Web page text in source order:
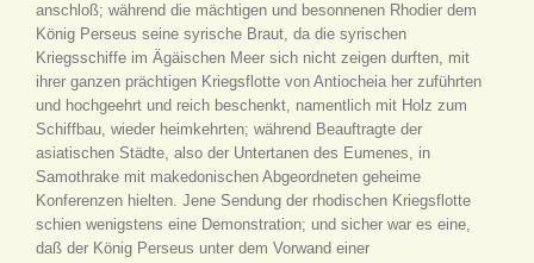
anschloß; während die mächtigen und besonnenen Rhodier dem
König Perseus seine syrische Braut, da die syrischen
Kriegsschiffe im Ägäischen Meer sich nicht zeigen durften, mit
ihrer ganzen prächtigen Kriegsflotte von Antiocheia her zuführten
und hochgeehrt und reich beschenkt, namentlich mit Holz zum
Schiffbau, wieder heimkehrten; während Beauftragte der
asiatischen Städte, also der Untertanen des Eumenes, in
Samothrake mit makedonischen Abgeordneten geheime
Konferenzen hielten. Jene Sendung der rhodischen Kriegsflotte
schien wenigstens eine Demonstration; und sicher war es eine,
daß der König Perseus unter dem Vorwand einer